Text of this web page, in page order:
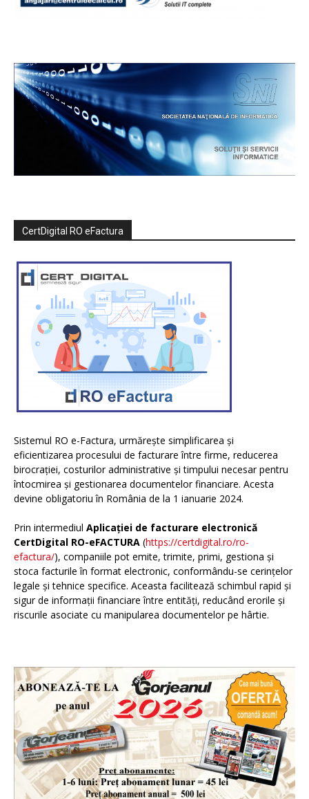
CertDigital RO eFactura
Sistemul RO e-Factura, urmărește simplificarea și
eficientizarea procesului de facturare între firme, reducerea
birocrației, costurilor administrative și timpului necesar pentru
întocmirea și gestionarea documentelor financiare. Acesta
devine obligatoriu în România de la 1 ianuarie 2024.
Prin intermediul Aplicației de facturare electronică
CertDigital RO-eFACTURA (https://certdigital.ro/ro-
efactura/), companiile pot emite, trimite, primi, gestiona și
stoca facturile în format electronic, conformându-se cerințelor
legale și tehnice specifice. Aceasta facilitează schimbul rapid și
sigur de informații financiare între entități, reducând erorile și
riscurile asociate cu manipularea documentelor pe hârtie.